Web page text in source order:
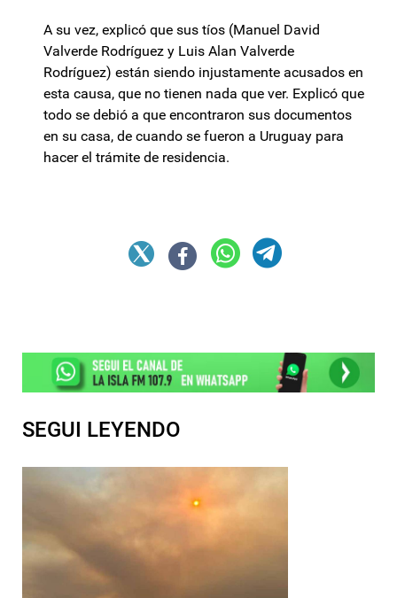
A su vez, explicó que sus tíos (Manuel David
Valverde Rodríguez y Luis Alan Valverde
Rodríguez) están siendo injustamente acusados en
esta causa, que no tienen nada que ver. Explicó que
todo se debió a que encontraron sus documentos
en su casa, de cuando se fueron a Uruguay para
hacer el trámite de residencia.
SEGUI LEYENDO